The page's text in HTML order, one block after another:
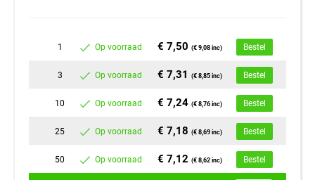
1 Op voorraad € 7,50(€ 9,08 inc) Bestel
3 Op voorraad € 7,31(€ 8,85 inc) Bestel
10 Op voorraad € 7,24(€ 8,76 inc) Bestel
25 Op voorraad € 7,18(€ 8,69 inc) Bestel
50 Op voorraad € 7,12(€ 8,62 inc) Bestel